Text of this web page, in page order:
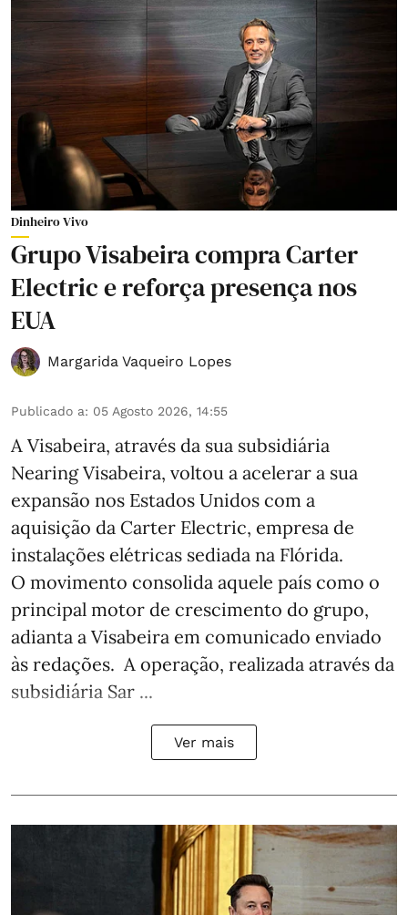
Dinheiro Vivo
Grupo Visabeira compra Carter
Electric e reforça presença nos
EUA
Margarida Vaqueiro Lopes
Publicado a: 05 Agosto 2026, 14:55
A Visabeira, através da sua subsidiária
Nearing Visabeira, voltou a acelerar a sua
expansão nos Estados Unidos com a
aquisição da Carter Electric, empresa de
instalações elétricas sediada na Flórida.
O movimento consolida aquele país como o
principal motor de crescimento do grupo,
adianta a Visabeira em comunicado enviado
às redações. A operação, realizada através da
subsidiária Sar ...
Ver mais